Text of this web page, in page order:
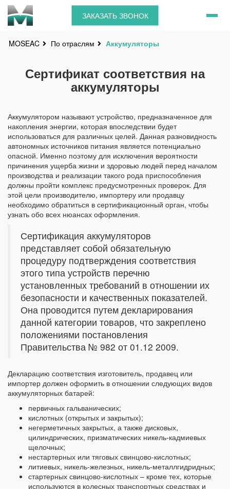
ЗАКАЗАТЬ ЗВОНОК
MOSEAC По отраслям Аккумуляторы
Сертификат соответствия на
аккумуляторы
Аккумулятором называют устройство, предназначенное для
накопления энергии, которая впоследствии будет
использоваться для различных целей. Данная разновидность
автономных источников питания является потенциально
опасной. Именно поэтому для исключения вероятности
причинения ущерба жизни и здоровью людей перед началом
производства и реализации такого рода приспособления
должны пройти комплекс предусмотренных проверок. Для
этой цели производителю, импортеру или продавцу
необходимо обратиться в сертификационный орган, чтобы
узнать обо всех нюансах оформления.
Сертификация аккумуляторов
представляет собой обязательную
процедуру подтверждения соответствия
этого типа устройств перечню
установленных требований в отношении их
безопасности и качественных показателей.
Она проводится путем декларирования
данной категории товаров, что закреплено
положениями постановления
Правительства № 982 от 01.12 2009.
Декларацию соответствия изготовитель, продавец или
импортер должен оформить в отношении следующих видов
аккумуляторных батарей:
первичных гальванических;
кислотных (открытых и закрытых);
негерметичных закрытых, а также дисковых,
цилиндрических, призматических никель-кадмиевых
щелочных;
нестартерных или тяговых свинцово-кислотных;
литиевых, никель-железных, никель-металлгидридных;
стартерных свинцово-кислотных – кроме тех, которые
используются в колесных транспортных средствах и